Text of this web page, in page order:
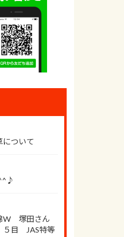
ついて
W 塚田さん
目 JAS特等